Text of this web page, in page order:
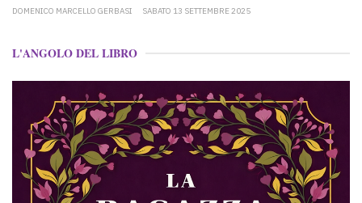
DOMENICO MARCELLO GERBASI SABATO 13 SETTEMBRE 2025
L'ANGOLO DEL LIBRO